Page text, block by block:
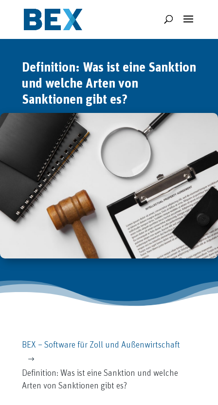
Definition: Was ist eine Sanktion
und welche Arten von
Sanktionen gibt es?
BEX – Software für Zoll und Außenwirtschaft
$
Definition: Was ist eine Sanktion und welche
Arten von Sanktionen gibt es?